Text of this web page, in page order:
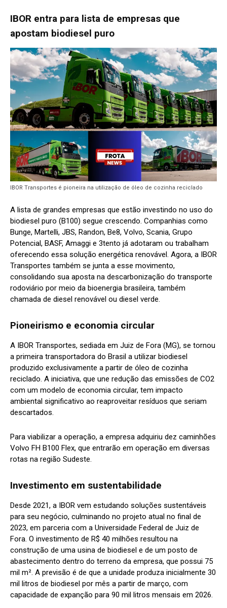
IBOR entra para lista de empresas que
apostam biodiesel puro
IBOR Transportes é pioneira na utilização de óleo de cozinha reciclado
A lista de grandes empresas que estão investindo no uso do
biodiesel puro (B100) segue crescendo. Companhias como
Bunge, Martelli, JBS, Randon, Be8, Volvo, Scania, Grupo
Potencial, BASF, Amaggi e 3tento já adotaram ou trabalham
oferecendo essa solução energética renovável. Agora, a IBOR
Transportes também se junta a esse movimento,
consolidando sua aposta na descarbonização do transporte
rodoviário por meio da bioenergia brasileira, também
chamada de diesel renovável ou diesel verde.
Pioneirismo e economia circular
A IBOR Transportes, sediada em Juiz de Fora (MG), se tornou
a primeira transportadora do Brasil a utilizar biodiesel
produzido exclusivamente a partir de óleo de cozinha
reciclado. A iniciativa, que une redução das emissões de CO2
com um modelo de economia circular, tem impacto
ambiental significativo ao reaproveitar resíduos que seriam
descartados.
Para viabilizar a operação, a empresa adquiriu dez caminhões
Volvo FH B100 Flex, que entrarão em operação em diversas
rotas na região Sudeste.
Investimento em sustentabilidade
Desde 2021, a IBOR vem estudando soluções sustentáveis
para seu negócio, culminando no projeto atual no final de
2023, em parceria com a Universidade Federal de Juiz de
Fora. O investimento de R$ 40 milhões resultou na
construção de uma usina de biodiesel e de um posto de
abastecimento dentro do terreno da empresa, que possui 75
mil m². A previsão é de que a unidade produza inicialmente 30
mil litros de biodiesel por mês a partir de março, com
capacidade de expanção para 90 mil litros mensais em 2026.